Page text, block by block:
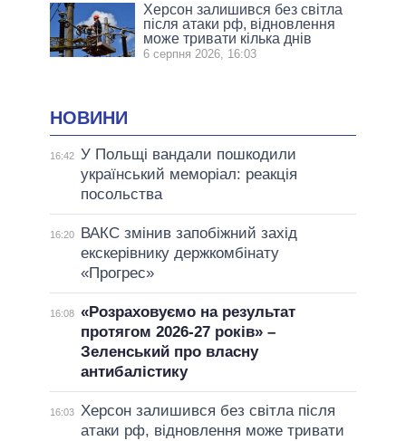
Херсон залишився без світла
після атаки рф, відновлення
може тривати кілька днів
6 серпня 2026, 16:03
НОВИНИ
16:42 У Польщі вандали пошкодили
український меморіал: реакція
посольства
16:20
ВАКС змінив запобіжний захід
екскерівнику держкомбінату
«Прогрес»
16:08 «Розраховуємо на результат
протягом 2026-27 років» –
Зеленський про власну
антибалістику
16:03 Херсон залишився без світла після
атаки рф, відновлення може тривати